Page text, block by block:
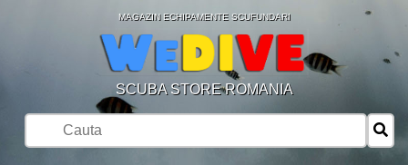
MAGAZIN ECHIPAMENTE SCUFUNDARI
SCUBA STORE ROMANIA